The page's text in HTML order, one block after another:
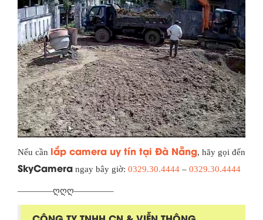
Nếu cần lắp camera uy tín tại Đà Nẵng, hãy gọi đến
SkyCamera ngay bây giờ: 0329.30.4444 – 0329.30.4444
————ღღღ————–